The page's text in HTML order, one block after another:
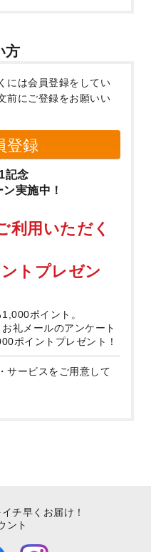
方
には会員登録をしてい
前にご登録をお願いい
登録
記念
実施中！
利用いただく
トプレゼン
ポイント。
礼メールのアンケート
ポイントプレゼント！
サービスをご用意して
チ早くお届け！
ント